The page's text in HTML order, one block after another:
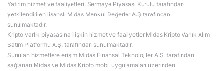
Yatırım hizmet ve faaliyetleri, Sermaye Piyasası Kurulu tarafından
yetkilendirilen lisanslı Midas Menkul Değerler A.Ş tarafından
sunulmaktadır.
Kripto varlık piyasasına ilişkin hizmet ve faaliyetler Midas Kripto Varlık Alım
Satım Platformu A.Ş. tarafından sunulmaktadır.
Sunulan hizmetlere erişim Midas Finansal Teknolojiler A.Ş. tarafından
sağlanan Midas ve Midas Kripto mobil uygulamaları üzerinden